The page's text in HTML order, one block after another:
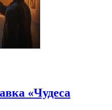
«Чудеса